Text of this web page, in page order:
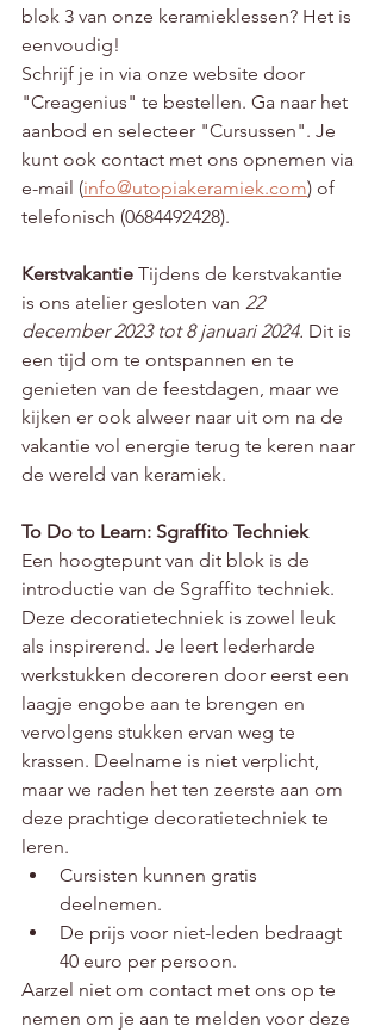
blok 3 van onze keramieklessen? Het is
eenvoudig!
Schrijf je in via onze website door
"Creagenius" te bestellen. Ga naar het
aanbod en selecteer "Cursussen". Je
kunt ook contact met ons opnemen via
e-mail (info@utopiakeramiek.com) of
telefonisch (0684492428).
Kerstvakantie Tijdens de kerstvakantie
is ons atelier gesloten van 22
december 2023 tot 8 januari 2024. Dit is
een tijd om te ontspannen en te
genieten van de feestdagen, maar we
kijken er ook alweer naar uit om na de
vakantie vol energie terug te keren naar
de wereld van keramiek.
To Do to Learn: Sgraffito Techniek
Een hoogtepunt van dit blok is de
introductie van de Sgraffito techniek.
Deze decoratietechniek is zowel leuk
als inspirerend. Je leert lederharde
werkstukken decoreren door eerst een
laagje engobe aan te brengen en
vervolgens stukken ervan weg te
krassen. Deelname is niet verplicht,
maar we raden het ten zeerste aan om
deze prachtige decoratietechniek te
leren.
Cursisten kunnen gratis
deelnemen.
De prijs voor niet-leden bedraagt
40 euro per persoon.
Aarzel niet om contact met ons op te
nemen om je aan te melden voor deze